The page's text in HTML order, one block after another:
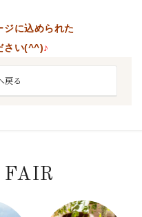
ジに込められた
さい(^^)♪
戻る
FAIR